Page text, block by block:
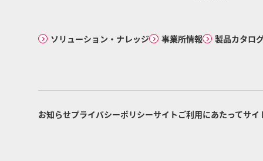
ソリューション・ナレッジ 事業所情報 製品カタロ
お知らせプライバシーポリシーサイトご利用にあたってサイ